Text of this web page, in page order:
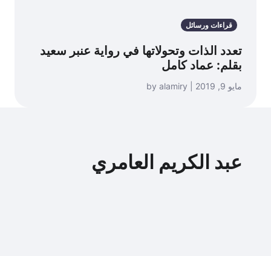
قراءات ورسائل
تعدد الذات وتحولاتها في رواية عنبر سعيد
بقلم: عماد كامل
مايو 9, 2019 | by alamiry
عبد الكريم العامري